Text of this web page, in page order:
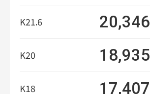
K21.6 20,346
K20 18,935
K18 17,407